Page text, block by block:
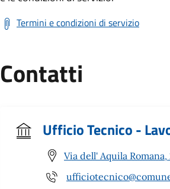
Termini e condizioni di servizio
Contatti
Ufficio Tecnico -
Via dell' Aquila